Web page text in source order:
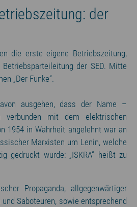
der
die erste eigene Betriebszeitung,
Betriebsparteileitung der SED. Mitte
„Der Funke“.
ausgehen, dass der Name –
verbunden mit dem elektrischen
1954 in Wahrheit angelehnt war an
Marxisten um Lenin, welche
gedruckt wurde: „ISKRA“ heißt zu
Propaganda, allgegenwärtiger
Saboteuren, sowie entsprechend